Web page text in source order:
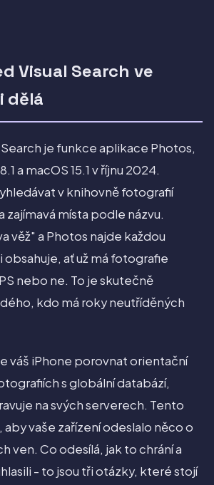
Visual Search ve
dělá
je funkce aplikace Photos,
a macOS 15.1 v říjnu 2024.
v knihovně fotografií
zajímavá místa podle názvu.
věž" a Photos najde každou
ať už má fotografie
nebo ne. To je skutečně
kdo má roky neutříděných
váš iPhone porovnat orientační
s globální databází,
na svých serverech. Tento
vaše zařízení odeslalo něco o
ven. Co odesílá, jak to chrání a
- to jsou tři otázky, které stojí